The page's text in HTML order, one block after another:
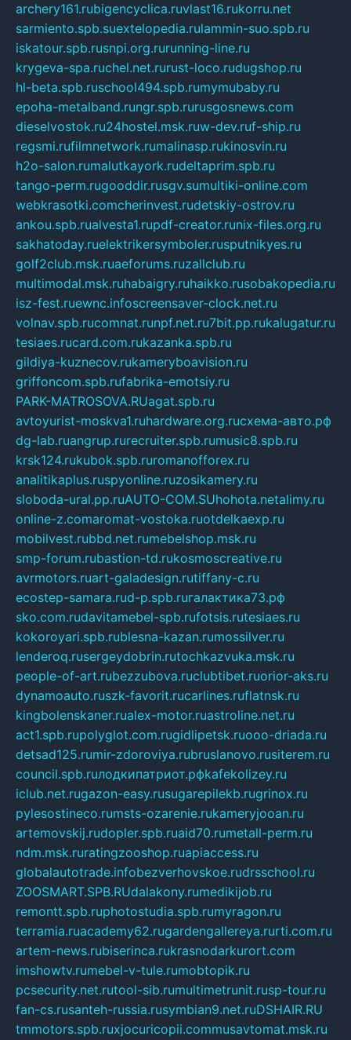
archery161.rubigencyclica.ruvlast16.rukorru.net
sarmiento.spb.suextelopedia.rulammin-suo.spb.ru
iskatour.spb.rusnpi.org.rurunning-line.ru
krygeva-spa.ruchel.net.rurust-loco.rudugshop.ru
hl-beta.spb.ruschool494.spb.rumymubaby.ru
epoha-metalband.rungr.spb.rurusgosnews.com
dieselvostok.ru24hostel.msk.ruw-dev.ruf-ship.ru
regsmi.rufilmnetwork.rumalinasp.rukinosvin.ru
h2o-salon.rumalutkayork.rudeltaprim.spb.ru
tango-perm.rugooddir.rusgv.sumultiki-online.com
webkrasotki.comcherinvest.rudetskiy-ostrov.ru
ankou.spb.rualvesta1.rupdf-creator.runix-files.org.ru
sakhatoday.ruelektrikersymboler.rusputnikyes.ru
golf2club.msk.ruaeforums.ruzallclub.ru
multimodal.msk.ruhabaigry.ruhaikko.rusobakopedia.ru
isz-fest.ruewnc.infoscreensaver-clock.net.ru
volnav.spb.rucomnat.runpf.net.ru7bit.pp.rukalugatur.ru
tesiaes.rucard.com.rukazanka.spb.ru
gildiya-kuznecov.rukameryboavision.ru
griffoncom.spb.rufabrika-emotsiy.ru
PARK-MATROSOVA.RUagat.spb.ru
avtoyurist-moskva1.ruhardware.org.ruсхема-авто.рф
dg-lab.ruangrup.rurecruiter.spb.rumusic8.spb.ru
krsk124.rukubok.spb.ruromanofforex.ru
analitikaplus.ruspyonline.ruzosikamery.ru
sloboda-ural.pp.ruAUTO-COM.SUhohota.netalimy.ru
online-z.comaromat-vostoka.ruotdelkaexp.ru
mobilvest.rubbd.net.rumebelshop.msk.ru
smp-forum.rubastion-td.rukosmoscreative.ru
avrmotors.ruart-galadesign.rutiffany-c.ru
ecostep-samara.rud-p.spb.ruгалактика73.рф
sko.com.rudavitamebel-spb.rufotsis.rutesiaes.ru
kokoroyari.spb.rublesna-kazan.rumossilver.ru
lenderoq.rusergeydobrin.rutochkazvuka.msk.ru
people-of-art.rubezzubova.ruclubtibet.ruorior-aks.ru
dynamoauto.ruszk-favorit.rucarlines.ruflatnsk.ru
kingbolenskaner.rualex-motor.ruastroline.net.ru
act1.spb.rupolyglot.com.rugidlipetsk.ruooo-driada.ru
detsad125.rumir-zdoroviya.rubruslanovo.rusiterem.ru
council.spb.ruлодкипатриот.рфkafekolizey.ru
iclub.net.rugazon-easy.rusugarepilekb.rugrinox.ru
pylesostineco.rumsts-ozarenie.rukameryjooan.ru
artemovskij.rudopler.spb.ruaid70.rumetall-perm.ru
ndm.msk.ruratingzooshop.ruapiaccess.ru
globalautotrade.infobezverhovskoe.rudrsschool.ru
ZOOSMART.SPB.RUdalakony.rumedikijob.ru
remontt.spb.ruphotostudia.spb.rumyragon.ru
terramia.ruacademy62.rugardengallereya.rurti.com.ru
artem-news.rubiserinca.rukrasnodarkurort.com
imshowtv.rumebel-v-tule.rumobtopik.ru
pcsecurity.net.rutool-sib.rumultimetrunit.rusp-tour.ru
fan-cs.rusanteh-russia.rusymbian9.net.ruDSHAIR.RU
tmmotors.spb.ruxjocuricopii.commusavtomat.msk.ru